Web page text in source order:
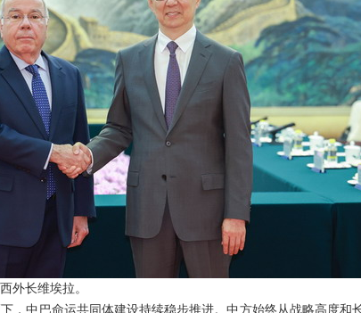
外长维埃拉。
，中巴命运共同体建设持续稳步推进。中方始终从战略高度和